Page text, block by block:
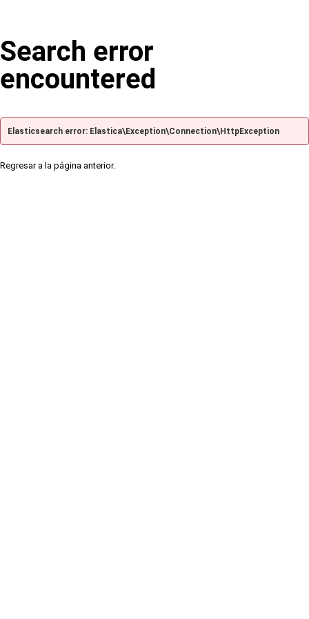
Search error
encountered
Elasticsearch error: Elastica\Exception\Connection\HttpException
Regresar a la página anterior.